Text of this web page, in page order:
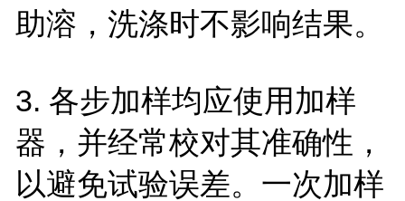
助溶，洗涤时不影响结果。
3. 各步加样均应使用加样
器，并经常校对其准确性，
以避免试验误差。一次加样